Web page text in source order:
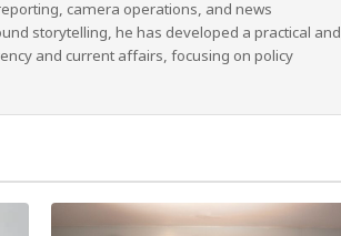
camera operations, and news
storytelling, he has developed a practical and
and current affairs, focusing on policy